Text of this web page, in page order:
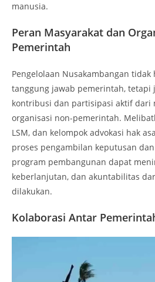
manusia.
Peran Masyarakat dan
Pemerintah
Pengelolaan Nusakambangan tidak
tanggung jawab pemerintah, tetapi
kontribusi dan partisipasi aktif dari
organisasi non-pemerintah.
LSM, dan kelompok advokasi hak
proses pengambilan keputusan
program pembangunan dapat
keberlanjutan, dan akuntabilitas
dilakukan.
Kolaborasi Antar